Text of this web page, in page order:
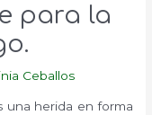
para la
Ceballos
una herida en forma